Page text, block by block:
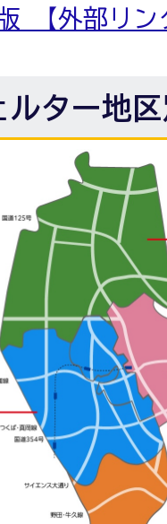
【外部リン
ルター地